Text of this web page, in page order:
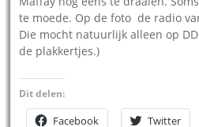
te moede. Op de foto de radio
Die mocht natuurlijk alleen op
de plakkertjes.)
Dit delen:
Facebook Twitter